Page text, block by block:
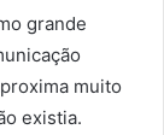
grande
muito
existia.